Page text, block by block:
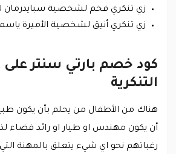
زي تنكري فخم لشخصية سبايدرمان
زي تنكري أنيق لشخصية الأميرة
كود خصم بارتي سنتر على
التنكرية
هناك من الأطفال من يحلم بأن يكون
أن يكون مهندس او طيار او رائد فضاء
رغباتهم نحو اي شيء يتعلق بالمهنة